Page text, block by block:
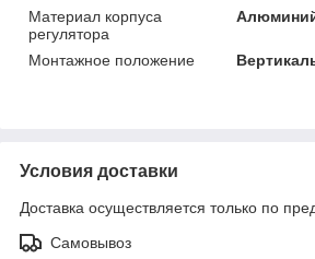
Материал корпуса
регулятора
Монтажное положение
Условия доставки
Доставка осуществляется только по
Самовывоз